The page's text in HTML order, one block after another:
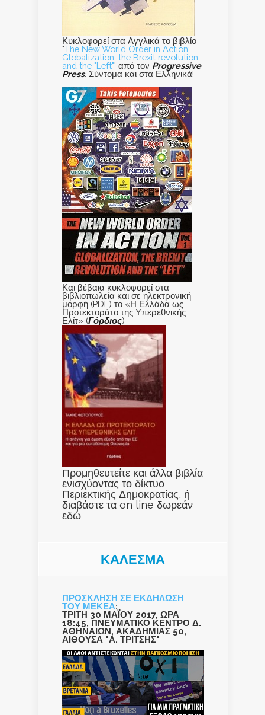
Κυκλοφορεί στα Αγγλικά το βιβλίο
"The New World Order in Action:
Globalization, the Brexit revolution
and the "Left"' από τον Progressive
Press. Σύντομα και στα Ελληνικά!
Και βέβαια κυκλοφορεί στα
βιβλιοπωλεία και σε ηλεκτρονική
μορφή (PDF) το «Η Ελλάδα ως
Προτεκτοράτο της Υπερεθνικής
Ελίτ» (Γόρδιος)
Προμηθευτείτε και άλλα βιβλία
ενισχύοντας το δίκτυο
Περιεκτικής Δημοκρατίας, ή
διαβάστε τα on line δωρεάν
εδώ
ΚΑΛΕΣΜΑ
ΠΡΟΣΚΛΗΣΗ ΣΕ ΕΚΔΗΛΩΣΗ
ΤΟΥ ΜΕΚΕΑ:
ΤΡΙΤΗ 30 ΜΑΪΟΥ 2017, ΩΡΑ
18:45, ΠΝΕΥΜΑΤΙΚΟ ΚΕΝΤΡΟ Δ.
ΑΘΗΝΑΙΩΝ, ΑΚΑΔΗΜΙΑΣ 50,
ΑΙΘΟΥΣΑ "Α. ΤΡΙΤΣΗΣ"